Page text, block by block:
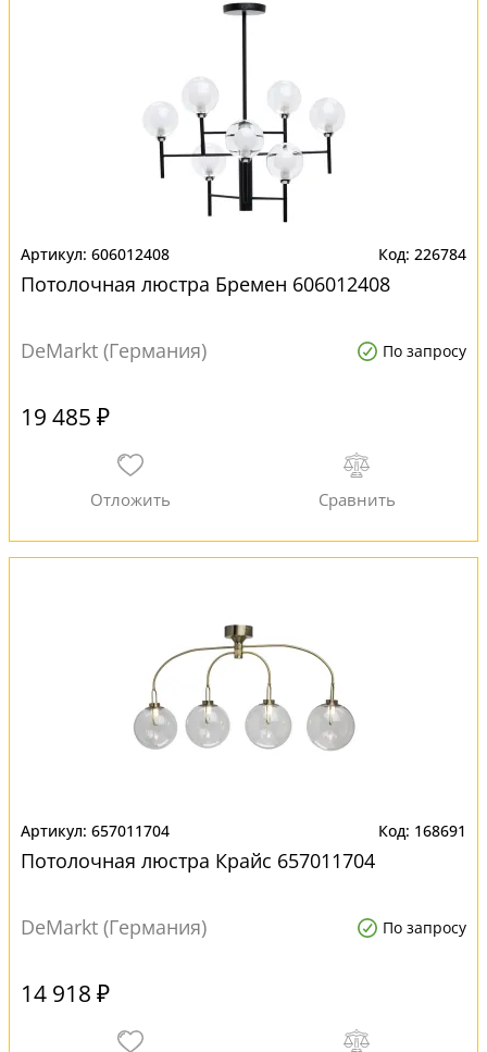
606012408 226784
Потолочная люстра Бремен 606012408
DeMarkt (Германия) По запросу
19 485 ₽
657011704 168691
Потолочная люстра Крайс 657011704
DeMarkt (Германия) По запросу
14 918 ₽